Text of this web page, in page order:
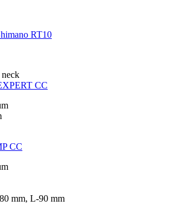
RT10
CC
CC
mm, L-90 mm